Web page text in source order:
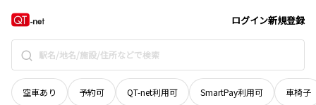
ログイン新規登録
空車あり 予約可 QT-net利用可 SmartPay利用可 車椅子
山梨県